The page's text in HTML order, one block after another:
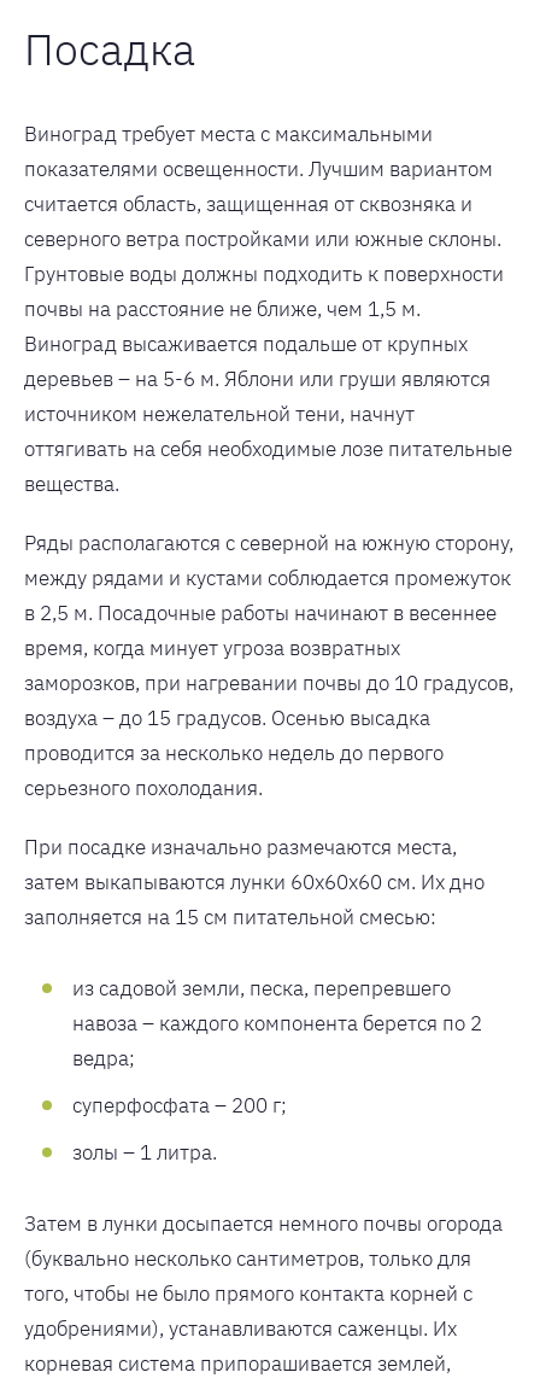
Посадка
Виноград требует места с максимальными
показателями освещенности. Лучшим вариантом
считается область, защищенная от сквозняка и
северного ветра постройками или южные склоны.
Грунтовые воды должны подходить к поверхности
почвы на расстояние не ближе, чем 1,5 м.
Виноград высаживается подальше от крупных
деревьев – на 5-6 м. Яблони или груши являются
источником нежелательной тени, начнут
оттягивать на себя необходимые лозе питательные
вещества.
Ряды располагаются с северной на южную сторону,
между рядами и кустами соблюдается промежуток
в 2,5 м. Посадочные работы начинают в весеннее
время, когда минует угроза возвратных
заморозков, при нагревании почвы до 10 градусов,
воздуха – до 15 градусов. Осенью высадка
проводится за несколько недель до первого
серьезного похолодания.
При посадке изначально размечаются места,
затем выкапываются лунки 60х60х60 см. Их дно
заполняется на 15 см питательной смесью:
из садовой земли, песка, перепревшего
навоза – каждого компонента берется по 2
ведра;
суперфосфата – 200 г;
золы – 1 литра.
Затем в лунки досыпается немного почвы огорода
(буквально несколько сантиметров, только для
того, чтобы не было прямого контакта корней с
удобрениями), устанавливаются саженцы. Их
корневая система припорашивается землей,